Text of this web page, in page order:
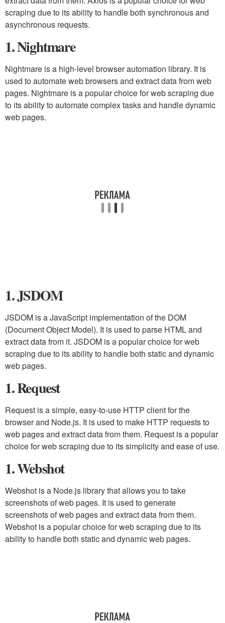
scraping due to its ability to handle both synchronous and
asynchronous requests.
1. Nightmare
Nightmare is a high-level browser automation library. It is
used to automate web browsers and extract data from web
pages. Nightmare is a popular choice for web scraping due
to its ability to automate complex tasks and handle dynamic
web pages.
1. JSDOM
JSDOM is a JavaScript implementation of the DOM
(Document Object Model). It is used to parse HTML and
extract data from it. JSDOM is a popular choice for web
scraping due to its ability to handle both static and dynamic
web pages.
1. Request
Request is a simple, easy-to-use HTTP client for the
browser and Node.js. It is used to make HTTP requests to
web pages and extract data from them. Request is a popular
choice for web scraping due to its simplicity and ease of use.
1. Webshot
Webshot is a Node.js library that allows you to take
screenshots of web pages. It is used to generate
screenshots of web pages and extract data from them.
Webshot is a popular choice for web scraping due to its
ability to handle both static and dynamic web pages.